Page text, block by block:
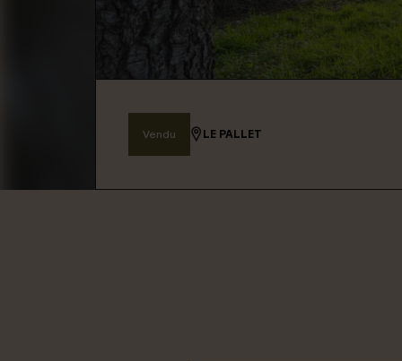
Espace Bailleur / Locataire
Vendu LE PALLET